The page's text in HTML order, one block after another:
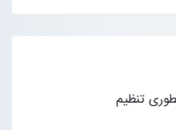
تنظیم